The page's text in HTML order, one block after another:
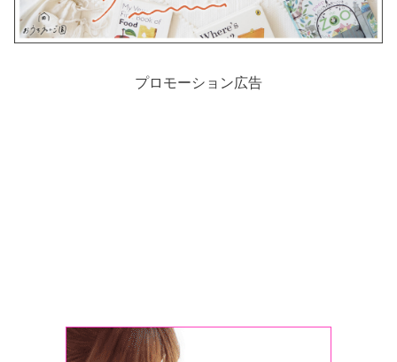
プロモーション広告